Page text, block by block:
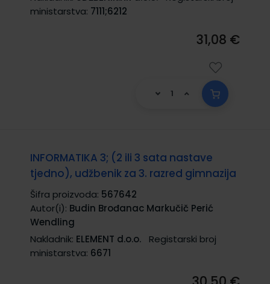
ministarstva: 7111;6212
31,08 €
INFORMATIKA 3; (2 ili 3 sata nastave
tjedno), udžbenik za 3. razred gimnazija
Šifra proizvoda: 567642
Autor(i): Budin Brođanac Markučič Perić
Wendling
Nakladnik: ELEMENT d.o.o.
Registarski broj
ministarstva: 6671